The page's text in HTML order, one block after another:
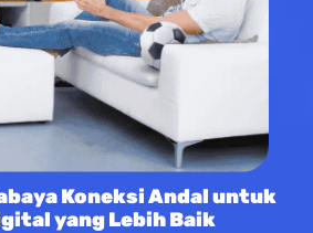
Koneksi Andal untuk
yang Lebih Baik